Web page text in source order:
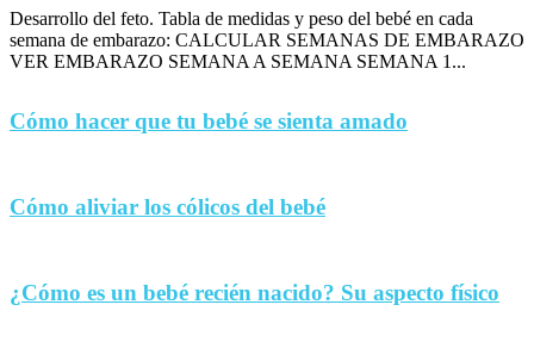
Desarrollo del feto. Tabla de medidas y peso del bebé en cada
semana de embarazo: CALCULAR SEMANAS DE EMBARAZO
VER EMBARAZO SEMANA A SEMANA SEMANA 1...
Cómo hacer que tu bebé se sienta amado
Cómo aliviar los cólicos del bebé
¿Cómo es un bebé recién nacido? Su aspecto físico